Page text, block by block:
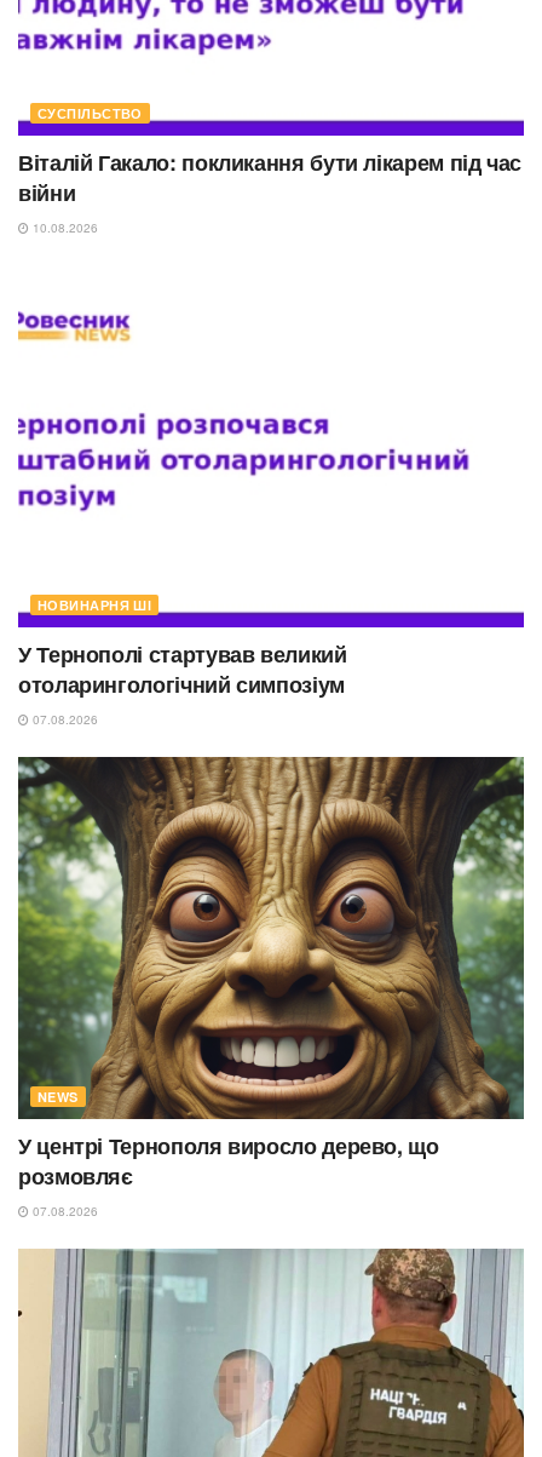
СУСПІЛЬСТВО
Віталій Гакало: покликання бути лікарем під час
війни
10.08.2026
НОВИНАРНЯ ШІ
У Тернополі стартував великий
отоларингологічний симпозіум
07.08.2026
NEWS
У центрі Тернополя виросло дерево, що
розмовляє
07.08.2026